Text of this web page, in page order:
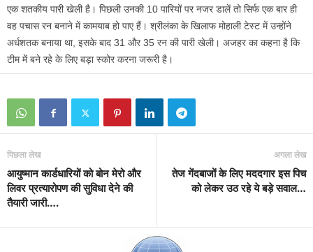
एक शतकीय पारी खेली है। पिछली उनकी 10 पारियों पर नजर डालें तो सिर्फ एक बार ही
वह पचास रन बनाने में कामयाब हो पाए हैं। श्रीलंका के खिलाफ मोहाली टेस्ट में उन्होंने
अर्धशतक बनाया था, इसके बाद 31 और 35 रन की पारी खेली। अजहर का कहना है कि
टीम में बने रहे के लिए बड़ा स्कोर करना जरूरी है।
पिछला लेख
आयुष्मान कार्डधारियों को बोन मेरो और
लिवर प्रत्यारोपण की सुविधा देने की
तैयारी जारी….
अगला लेख
तेज गेंदबाजों के लिए मददगार इस पिच
को लेकर उठ रहे ये बड़े सवाल…